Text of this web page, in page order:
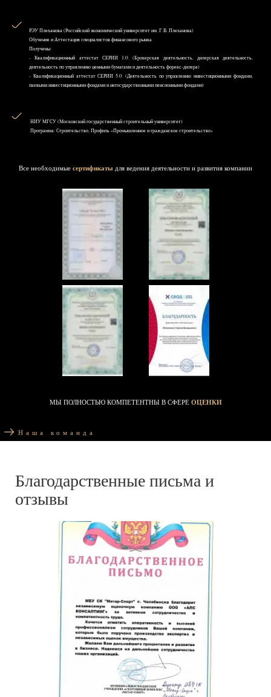
РЭУ Плеханова (Российский экономический университет им. Г.В. Плеханова)
Обучение и Аттестация специалистов финансового рынка
Получены:
- Квалификационный аттестат СЕРИИ 1.0: (Брокерская деятельность, дилерская деятельность,
деятельность по управлению ценными бумагами и деятельность форекс-дилера)
- Квалификационный аттестат СЕРИИ 5.0: (Деятельность по управлению инвестиционными фондами,
паевыми инвестиционными фондами и негосударственными пенсионными фондами)
НИУ MГСУ (Московский государственный строительный университет)
Программа: Строительство, Профиль «Промышленное и гражданское строительство»
Все необходимые сертификаты для ведения деятельности и развития компании
МЫ ПОЛНОСТЬЮ КОМПЕТЕНТНЫ В СФЕРЕ ОЦЕНКИ
Наша команда
Благодарственные письма и
отзывы